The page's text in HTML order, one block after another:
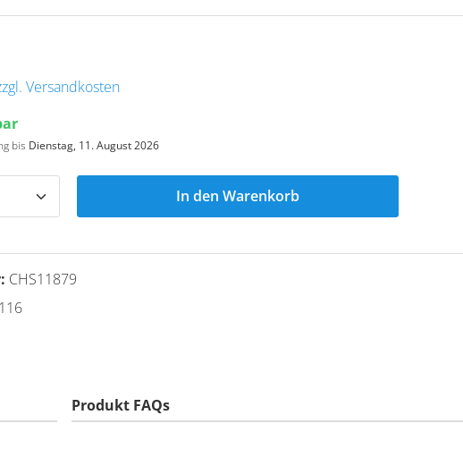
Versandkosten
bis Dienstag, 11. August 2026
In den Warenkorb
CHS11879
Produkt FAQs